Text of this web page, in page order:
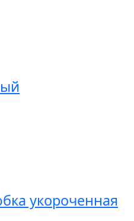
укороченная